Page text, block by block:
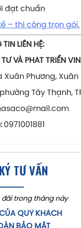
đạt chuẩn
– thi công trọn gói.
LIÊN HỆ:
VÀ PHÁT TRIỂN
Xuân Phương, Xuân
Tây Thạnh,
0971001881
TƯ VẤN
đãi trong tháng này
QUÝ KHÁCH
BẢO MẬT